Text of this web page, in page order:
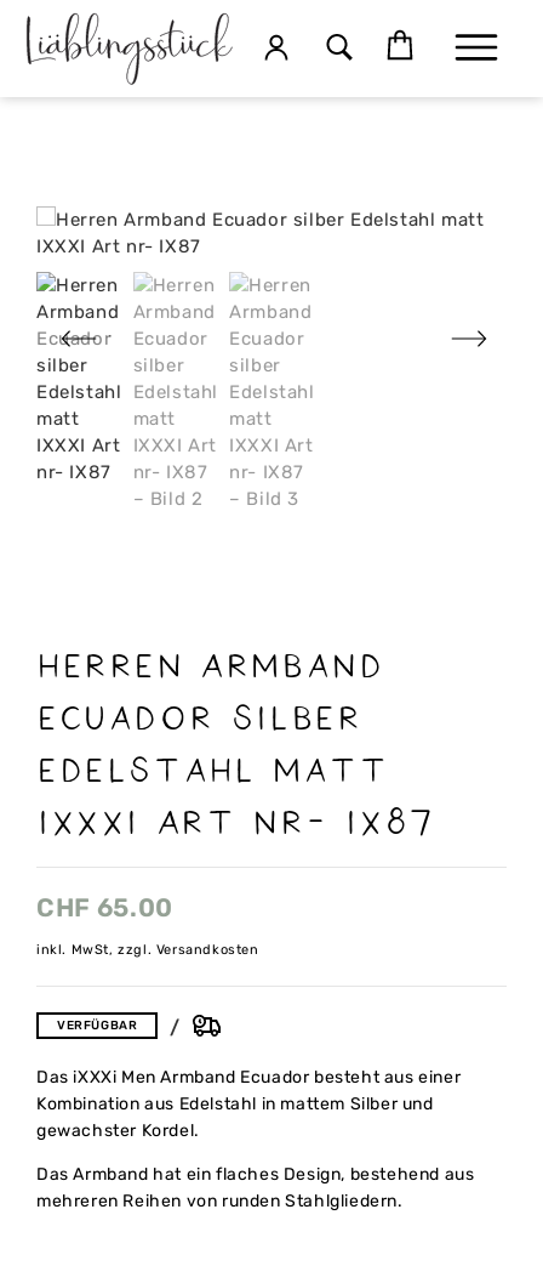
Herren Armband
Ecuador silber
Edelstahl matt
IXXXI Art nr- IX87
CHF 65.00
inkl. MwSt, zzgl. Versandkosten
VERFÜGBAR
Das iXXXi Men Armband Ecuador besteht aus einer
Kombination aus Edelstahl in mattem Silber und
gewachster Kordel.
Das Armband hat ein flaches Design, bestehend aus
mehreren Reihen von runden Stahlgliedern.